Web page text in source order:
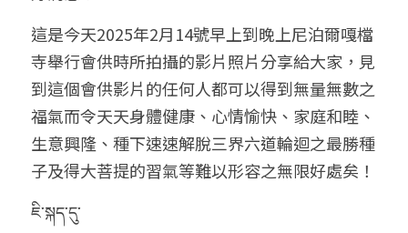
這是今天2025年2月14號早上到晚上尼泊爾嘎檔
寺舉行會供時所拍攝的影片照片分享給大家，見
到這個會供影片的任何人都可以得到無量無數之
福氣而令天天身體健康、心情愉快、家庭和睦、
生意興隆、種下速速解脫三界六道輪迴之最勝種
子及得大菩提的習氣等難以形容之無限好處矣！
ཇི་སྐད་དུ་